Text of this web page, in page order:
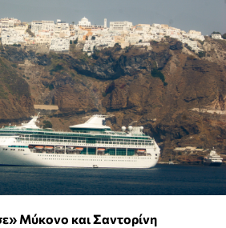
Μύκονο και Σαντορίνη